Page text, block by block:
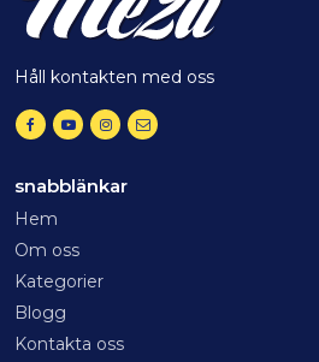
Håll kontakten med oss
snabblänkar
Hem
Om oss
Kategorier
Blogg
Kontakta oss